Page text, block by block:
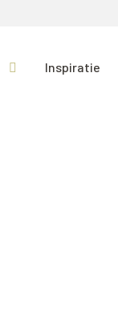
Inspiratie